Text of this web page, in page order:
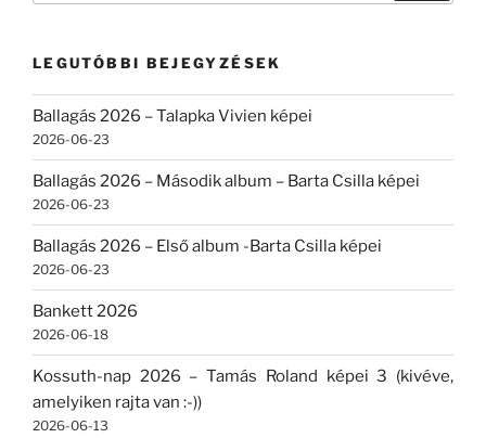
LEGUTÓBBI BEJEGYZÉSEK
Ballagás 2026 – Talapka Vivien képei
2026-06-23
Ballagás 2026 – Második album – Barta Csilla képei
2026-06-23
Ballagás 2026 – Első album -Barta Csilla képei
2026-06-23
Bankett 2026
2026-06-18
Kossuth-nap 2026 – Tamás Roland képei 3 (kivéve,
amelyiken rajta van :-))
2026-06-13